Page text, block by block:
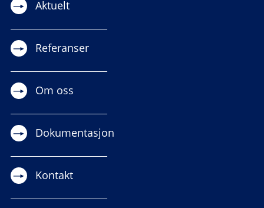
Aktuelt
Referanser
Om oss
Dokumentasjon
Kontakt